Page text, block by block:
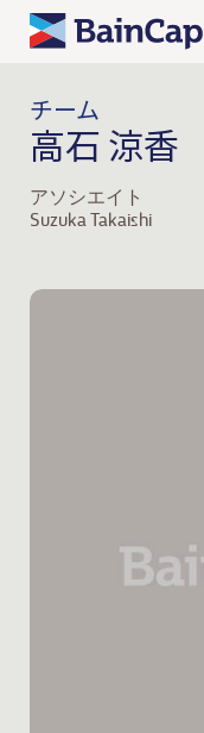
チーム
高石 涼香
アソシエイト
Suzuka Takaishi